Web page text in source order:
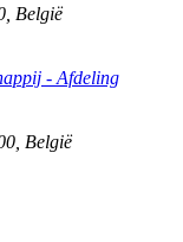
België
- Afdeling
België